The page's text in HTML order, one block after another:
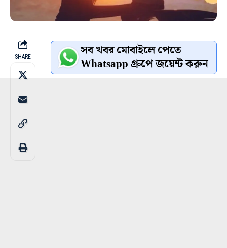
SHARE সব খবর মোবাইলে পেতে
Whatsapp গ্রুপে জয়েন্ট করুন